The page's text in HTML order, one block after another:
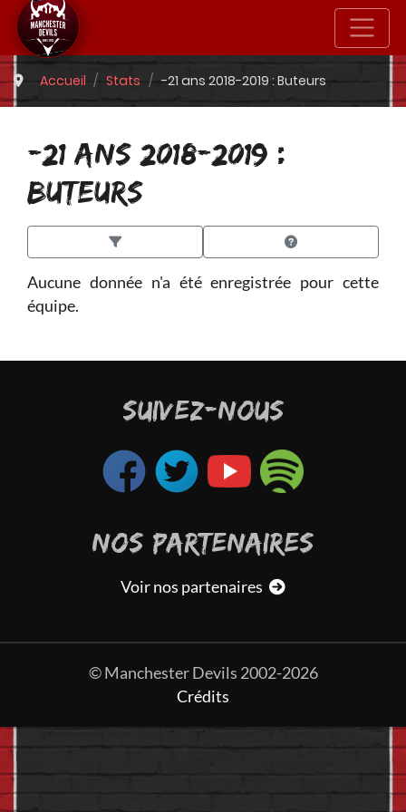
Accueil Stats -21 ans 2018-2019 : Buteurs
-21 ANS 2018-2019 :
BUTEURS
Aucune donnée n'a été enregistrée pour cette
équipe.
SUIVEZ-NOUS
NOS PARTENAIRES
Voir nos partenaires
© Manchester Devils 2002-2026
Crédits